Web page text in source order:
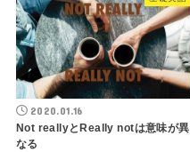
2020.01.16
Not reallyとReally notは意味が異
なる